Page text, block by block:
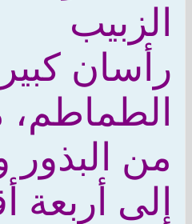
الزبيب
رأسان
من
إلى أربعة